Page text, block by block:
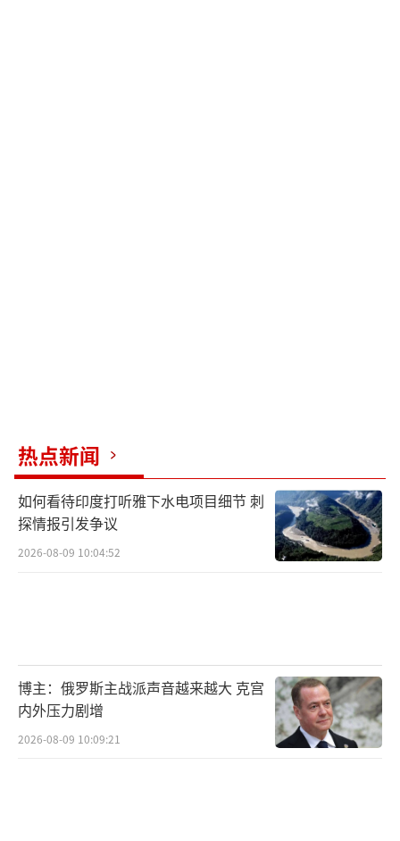
热点新闻
如何看待印度打听雅下水电项目细节 刺
探情报引发争议
2026-08-09 10:04:52
博主：俄罗斯主战派声音越来越大 克宫
内外压力剧增
2026-08-09 10:09:21